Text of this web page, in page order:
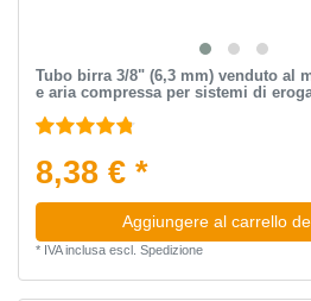
Tubo birra 3/8" (6,3 mm) venduto al
e aria compressa per sistemi di
8,38 € *
Aggiungere al carrello
* IVA inclusaescl. Spedizione